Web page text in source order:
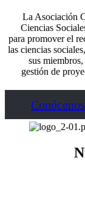
La Asociación
Ciencias
para promover el
las ciencias
sus
gestión de
Conócenos